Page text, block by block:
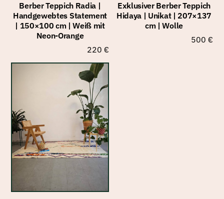
Berber Teppich Radia |
Handgewebtes Statement
| 150×100 cm | Weiß mit
Neon-Orange
220 €
Exklusiver Berber Teppich
Hidaya | Unikat | 207×137
cm | Wolle
500 €